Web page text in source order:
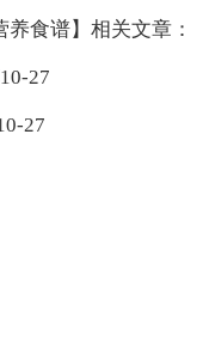
食谱】相关文章：
10-27
27